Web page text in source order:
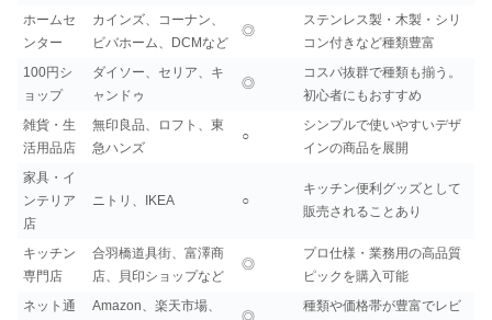
ホームセ
ンター
カインズ、コーナン、
ビバホーム、DCMなど
◎
ステンレス製・木製・シリ
コン付きなど種類豊富
100円シ
ョップ
ダイソー、セリア、キ
ャンドゥ
◎
コスパ抜群で種類も揃う。
初心者にもおすすめ
雑貨・生
活用品店
無印良品、ロフト、東
急ハンズ
○
シンプルで使いやすいデザ
インの商品を展開
家具・イ
ンテリア
店
ニトリ、IKEA ○
キッチン便利グッズとして
販売されることあり
キッチン
専門店
合羽橋道具街、富澤商
店、貝印ショップなど
◎
プロ仕様・業務用の高品質
ピックを購入可能
ネット通
Amazon、楽天市場、
種類や価格帯が豊富でレビ